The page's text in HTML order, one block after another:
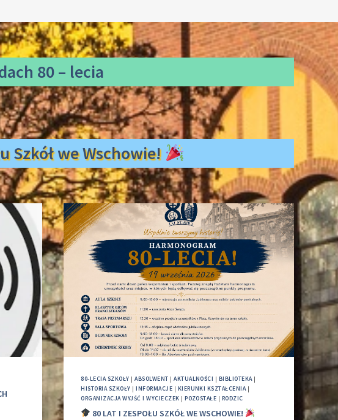
80 – lecia
Szkół we Wschowie!
80-LECIA SZKOŁY |ABSOLWENT |AKTUALNOŚCI | BIBLIOTEKA|
HISTORIA SZKOŁY |INFORMACJE | KIERUNKI KSZTAŁCENIA|
ORGANIZACJA WYJŚĆ I WYCIECZEK |POZOSTAŁE | RODZIC
80 LAT I ZESPOŁU SZKÓŁ WE WSCHOWIE!